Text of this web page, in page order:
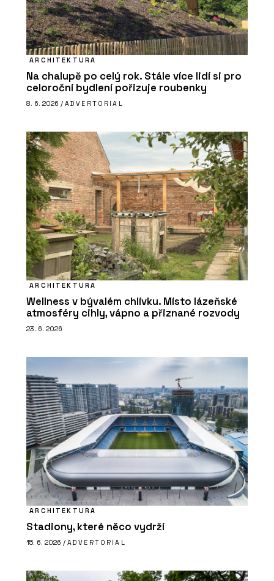
ARCHITEKTURA
Na chalupě po celý rok. Stále více lidí si pro
celoroční bydlení pořizuje roubenky
8. 6. 2026 / ADVERTORIAL
ARCHITEKTURA
Wellness v bývalém chlívku. Místo lázeňské
atmosféry cihly, vápno a přiznané rozvody
23. 6. 2026
ARCHITEKTURA
Stadiony, které něco vydrží
15. 6. 2026 / ADVERTORIAL